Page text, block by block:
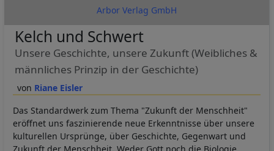
Arbor Verlag GmbH
Riane Eisler
Kelch und Schwert
Unsere Geschichte, unsere Zukunft (Weibliches &
männliches Prinzip in der Geschichte)
Das Standardwerk zum Thema "Zukunft der Menschheit"
eröffnet uns faszinierende neue Erkenntnisse über unsere
kulturellen Ursprünge, über Geschichte, Gegenwart und